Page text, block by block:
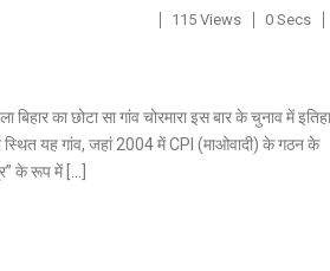
115 Views 0 Secs
बिहार का छोटा सा गांव चोरमारा इस बार के चुनाव में
स्थित यह गांव, जहां 2004 में CPI (माओवादी) के गठन के
के रूप में […]